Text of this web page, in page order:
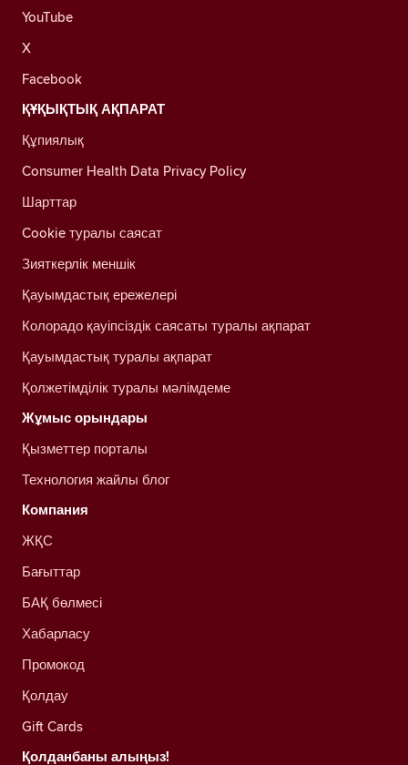
YouTube
X
Facebook
ҚҰҚЫҚТЫҚ АҚПАРАТ
Құпиялық
Consumer Health Data Privacy Policy
Шарттар
Cookie туралы саясат
Зияткерлік меншік
Қауымдастық ережелері
Колорадо қауіпсіздік саясаты туралы ақпарат
Қауымдастық туралы ақпарат
Қолжетімділік туралы мәлімдеме
Жұмыс орындары
Қызметтер порталы
Технология жайлы блог
Компания
ЖҚС
Бағыттар
БАҚ бөлмесі
Хабарласу
Промокод
Қолдау
Gift Cards
Қолданбаны алыңыз!